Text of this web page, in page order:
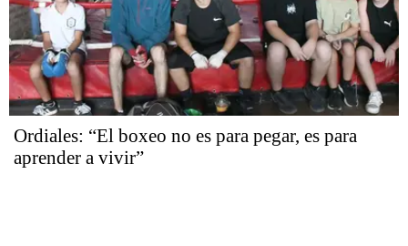
Ordiales: “El boxeo no es para pegar, es para
aprender a vivir”